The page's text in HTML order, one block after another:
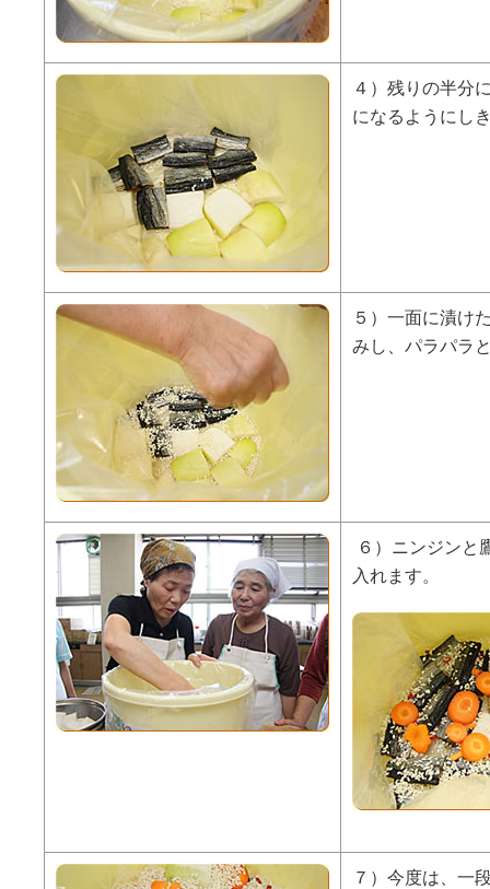
４）残りの半分
になるようにし
５）一面に漬け
みし、パラパラ
６）ニンジンと
入れます。
７）今度は、一